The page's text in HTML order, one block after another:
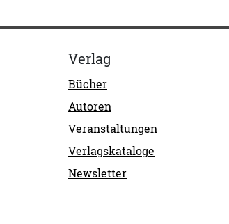
Verlag
Bücher
Autoren
Veranstaltungen
Verlagskataloge
Newsletter